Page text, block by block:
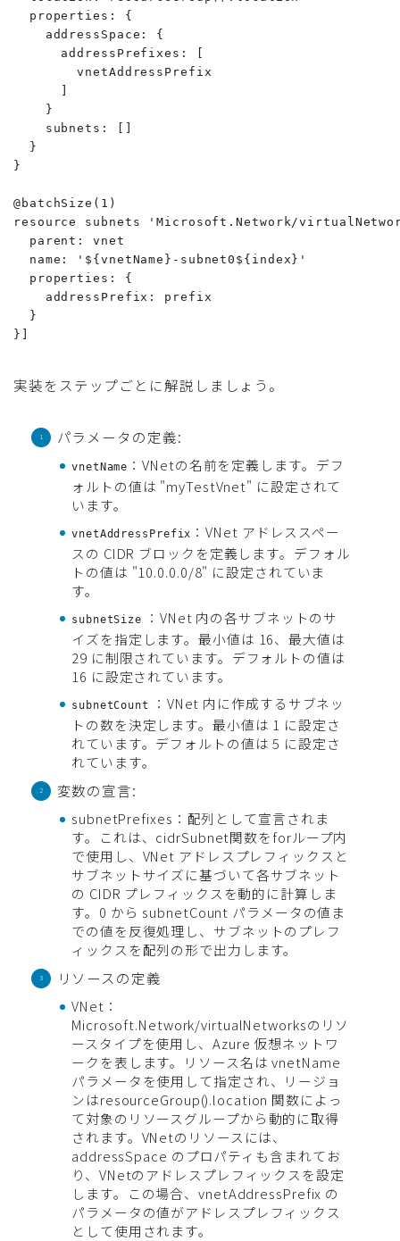
  properties: {
    addressSpace: {
      addressPrefixes: [
        vnetAddressPrefix
      ]
    }
    subnets: []
  }
}
@batchSize(1)
resource subnets 'Microsoft.Network/
  parent: vnet
  name: '${vnetName}-subnet0${index}'
  properties: {
    addressPrefix: prefix
  }
実装をステップごとに解説しましょう。
パラメータの定義:
vnetName ：VNetの名前を定義します。デフ
ォルトの値は "myTestVnet" に設定されて
います。
vnetAddressPrefix ：VNet アドレススペー
スの CIDR ブロックを定義します。デフォル
トの値は "10.0.0.0/8" に設定されていま
す。
subnetSize
：VNet 内の各サブネットのサ
イズを指定します。最小値は 16、最大値は
29 に制限されています。デフォルトの値は
16 に設定されています。
subnetCount
：VNet 内に作成するサブネッ
トの数を決定します。最小値は 1 に設定さ
れています。デフォルトの値は 5 に設定さ
れています。
変数の宣言:
subnetPrefixes：配列として宣言されま
す。これは、cidrSubnet関数をforループ内
で使用し、VNet アドレスプレフィックスと
サブネットサイズに基づいて各サブネット
の CIDR プレフィックスを動的に計算しま
す。0 から subnetCount パラメータの値ま
での値を反復処理し、サブネットのプレフ
ィックスを配列の形で出力します。
リソースの定義
VNet：
Microsoft.Network/virtualNetworksのリソ
ースタイプを使用し、Azure 仮想ネットワ
ークを表します。リソース名は vnetName
パラメータを使用して指定され、リージョ
ンはresourceGroup().location 関数によっ
て対象のリソースグループから動的に取得
されます。VNetのリソースには、
addressSpace のプロパティも含まれてお
り、VNetのアドレスプレフィックスを設定
します。この場合、vnetAddressPrefix の
パラメータの値がアドレスプレフィックス
として使用されます。